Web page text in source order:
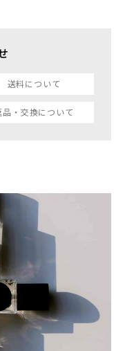
送料について
品・交換について